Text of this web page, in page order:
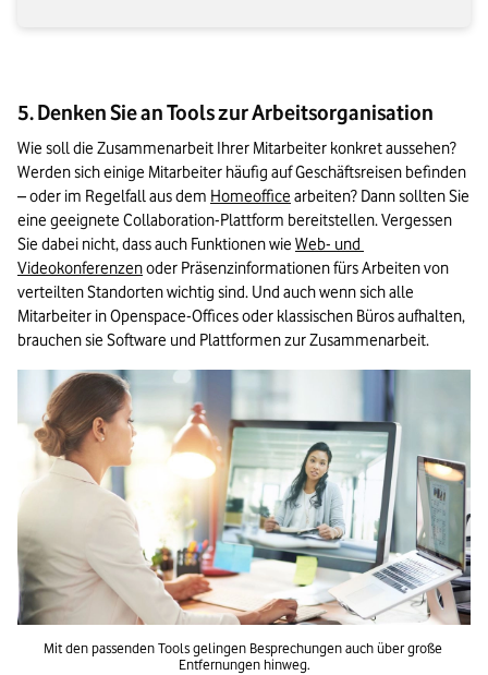
5. Denken Sie an Tools zur Arbeitsorganisation
Wie soll die Zusammenarbeit Ihrer Mitarbeiter konkret aussehen?
Werden sich einige Mitarbeiter häufig auf Geschäftsreisen befinden
– oder im Regelfall aus dem Homeoffice arbeiten? Dann sollten Sie
eine geeignete Collaboration-Plattform bereitstellen. Vergessen
Sie dabei nicht, dass auch Funktionen wie Web- und
Videokonferenzen oder Präsenzinformationen fürs Arbeiten von
verteilten Standorten wichtig sind. Und auch wenn sich alle
Mitarbeiter in Openspace-Offices oder klassischen Büros aufhalten,
brauchen sie Software und Plattformen zur Zusammenarbeit.
Mit den passenden Tools gelingen Besprechungen auch über große
Entfernungen hinweg.